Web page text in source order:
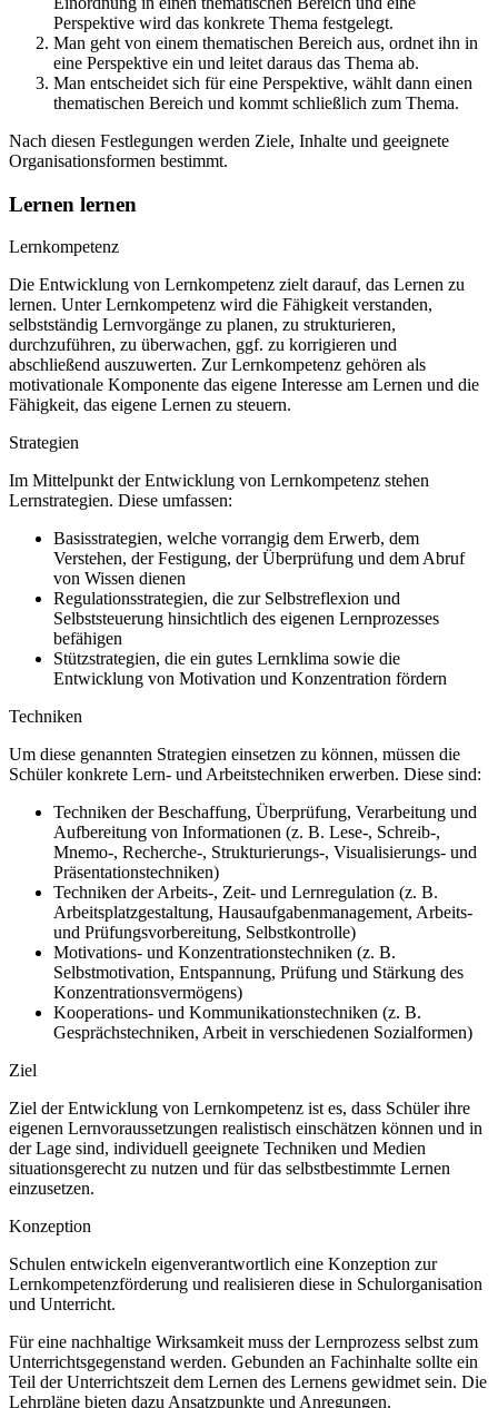
Perspektive wird das konkrete Thema festgelegt.
Man geht von einem thematischen Bereich aus, ordnet ihn in
eine Perspektive ein und leitet daraus das Thema ab.
Man entscheidet sich für eine Perspektive, wählt dann einen
thematischen Bereich und kommt schließlich zum Thema.
Nach diesen Festlegungen werden Ziele, Inhalte und geeignete
Organisationsformen bestimmt.
Lernen lernen
Lernkompetenz
Die Entwicklung von Lernkompetenz zielt darauf, das Lernen zu
lernen. Unter Lernkompetenz wird die Fähigkeit verstanden,
selbstständig Lernvorgänge zu planen, zu strukturieren,
durchzuführen, zu überwachen, ggf. zu korrigieren und
abschließend auszuwerten. Zur Lernkompetenz gehören als
motivationale Komponente das eigene Interesse am Lernen und die
Fähigkeit, das eigene Lernen zu steuern.
Strategien
Im Mittelpunkt der Entwicklung von Lernkompetenz stehen
Lernstrategien. Diese umfassen:
Basisstrategien, welche vorrangig dem Erwerb, dem
Verstehen, der Festigung, der Überprüfung und dem Abruf
von Wissen dienen
Regulationsstrategien, die zur Selbstreflexion und
Selbststeuerung hinsichtlich des eigenen Lernprozesses
befähigen
Stützstrategien, die ein gutes Lernklima sowie die
Entwicklung von Motivation und Konzentration fördern
Techniken
Um diese genannten Strategien einsetzen zu können, müssen die
Schüler konkrete Lern- und Arbeitstechniken erwerben. Diese sind:
Techniken der Beschaffung, Überprüfung, Verarbeitung und
Aufbereitung von Informationen (z. B. Lese-, Schreib-,
Mnemo-, Recherche-, Strukturierungs-, Visualisierungs- und
Präsentationstechniken)
Techniken der Arbeits-, Zeit- und Lernregulation (z. B.
Arbeitsplatzgestaltung, Hausaufgabenmanagement, Arbeits-
und Prüfungsvorbereitung, Selbstkontrolle)
Motivations- und Konzentrationstechniken (z. B.
Selbstmotivation, Entspannung, Prüfung und Stärkung des
Konzentrationsvermögens)
Kooperations- und Kommunikationstechniken (z. B.
Gesprächstechniken, Arbeit in verschiedenen Sozialformen)
Ziel
Ziel der Entwicklung von Lernkompetenz ist es, dass Schüler ihre
eigenen Lernvoraussetzungen realistisch einschätzen können und in
der Lage sind, individuell geeignete Techniken und Medien
situationsgerecht zu nutzen und für das selbstbestimmte Lernen
einzusetzen.
Konzeption
Schulen entwickeln eigenverantwortlich eine Konzeption zur
Lernkompetenzförderung und realisieren diese in Schulorganisation
und Unterricht.
Für eine nachhaltige Wirksamkeit muss der Lernprozess selbst zum
Unterrichtsgegenstand werden. Gebunden an Fachinhalte sollte ein
Teil der Unterrichtszeit dem Lernen des Lernens gewidmet sein. Die
Lehrpläne bieten dazu Ansatzpunkte und Anregungen.